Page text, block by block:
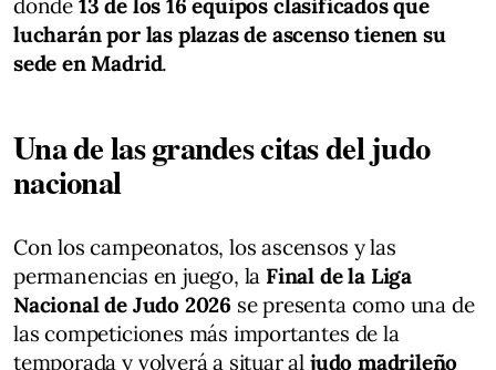
lucharán por las plazas de ascenso tienen su
sede en Madrid.
Una de las grandes citas del judo
nacional
Con los campeonatos, los ascensos y las
permanencias en juego, la Final de la Liga
Nacional de Judo 2026 se presenta como una de
las competiciones más importantes de la
temporada y volverá a situar al judo madrileño